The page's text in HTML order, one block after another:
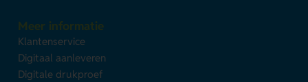
Meer informatie
Klantenservice
Digitaal aanleveren
Digitale drukproef